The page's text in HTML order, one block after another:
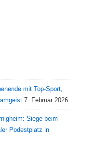
mit Top-Sport,
7. Februar 2026
Siege beim
Podestplatz in